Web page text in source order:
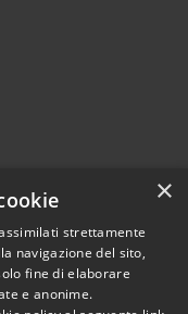
© 2026 • Comune di
Calcio • Powered by
×
strettamente
navigazione del sito,
fine di elaborare
e anonime.